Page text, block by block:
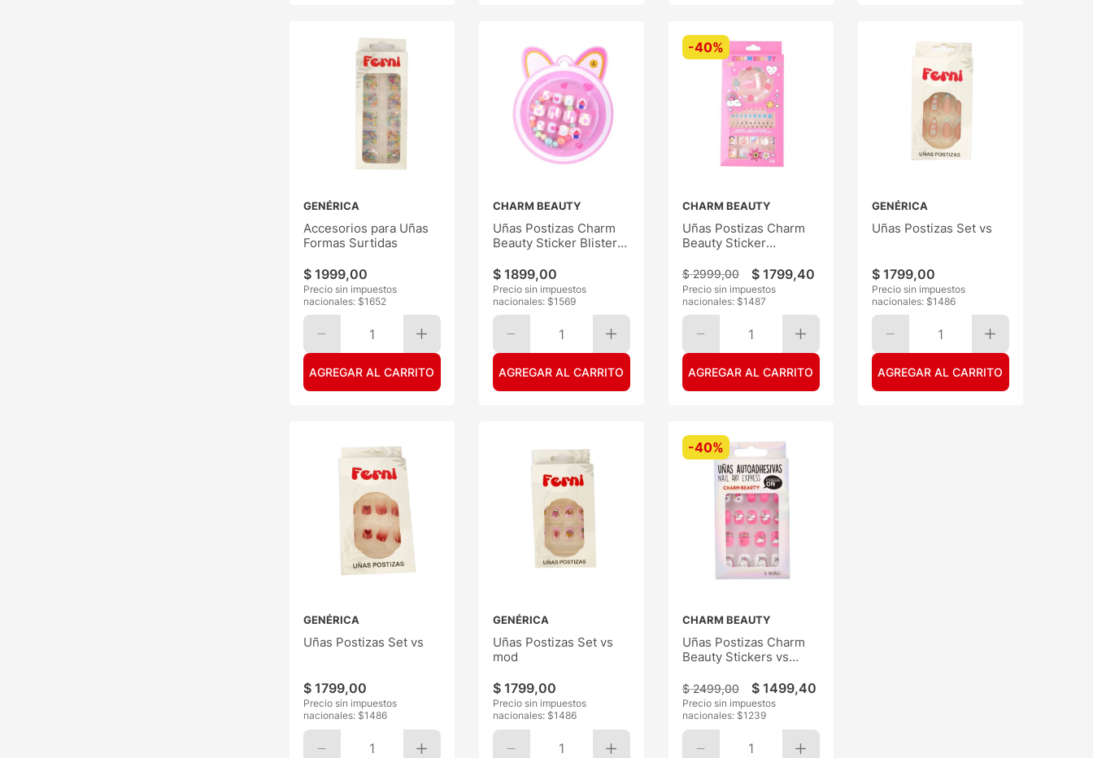
GENÉRICA
Accesorios para Uñas
Formas Surtidas
$ 1999,00
Precio sin impuestos
nacionales: $1652
1
AGREGAR AL CARRITO
CHARM BEAUTY
Uñas Postizas Charm
Beauty Sticker Blister
$ 1899,00
Precio sin impuestos
nacionales: $1569
1
AGREGAR AL CARRITO
-40%
CHARM BEAUTY
Uñas Postizas Charm
Beauty Sticker
$ 2999,00 $ 1799,40
Precio sin impuestos
nacionales: $1487
1
AGREGAR AL CARRITO
GENÉRICA
Uñas Postizas Set vs
$ 1799,00
Precio sin impuestos
nacionales: $1486
1
AGREGAR AL CARRITO
GENÉRICA
Uñas Postizas Set vs
$ 1799,00
Precio sin impuestos
nacionales: $1486
1
GENÉRICA
Uñas Postizas Set vs
mod
$ 1799,00
Precio sin impuestos
nacionales: $1486
1
-40%
CHARM BEAUTY
Uñas Postizas Charm
Beauty Stickers vs
$ 2499,00 $ 1499,40
Precio sin impuestos
nacionales: $1239
1